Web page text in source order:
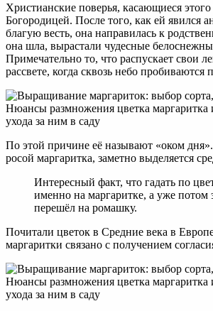
Христианские поверья, касающиеся этого
Богородицей. После того, как ей явился
благую весть, она направилась к
она шла, вырастали чудесные
Примечательно то, что распускает свои
рассвете, когда сквозь небо пробиваются
По этой причине её называют «оком
росой маргаритка, заметно выделяется
Интересный факт, что гадать по
именно на маргаритке, а уже потом
перешёл на ромашку.
Почитали цветок в Средние века в
маргаритки связано с получением